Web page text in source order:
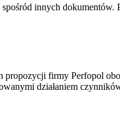
innych
propozycji firmy Perfopol
działaniem